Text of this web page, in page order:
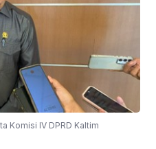
Komisi IV DPRD Kaltim